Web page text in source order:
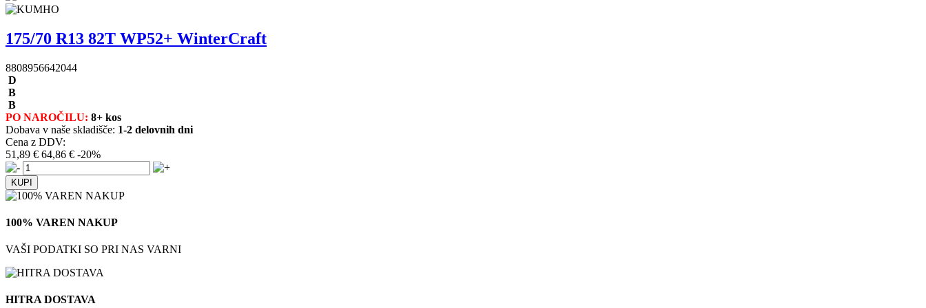
175/70 R13 82T WP52+ WinterCraft
8808956642044
D
B
B
PO NAROČILU: 8+ kos
Dobava v naše skladišče: 1-2 delovnih dni
Cena z DDV:
51,89 € 64,86 € -20%
100% VAREN NAKUP
VAŠI PODATKI SO PRI NAS VARNI
HITRA DOSTAVA